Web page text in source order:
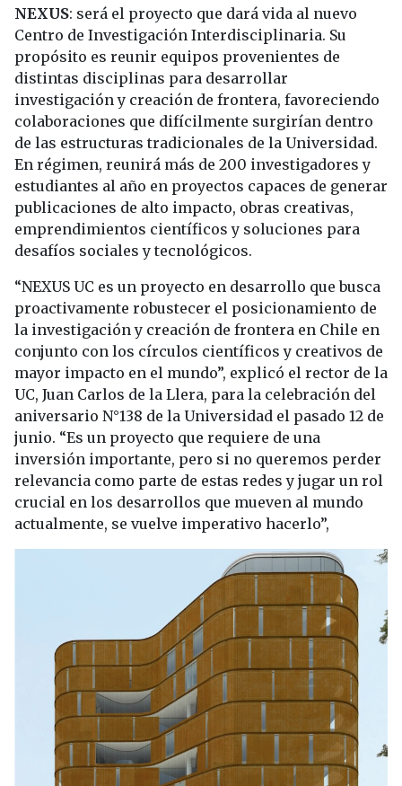
NEXUS: será el proyecto que dará vida al nuevo
Centro de Investigación Interdisciplinaria. Su
propósito es reunir equipos provenientes de
distintas disciplinas para desarrollar
investigación y creación de frontera, favoreciendo
colaboraciones que difícilmente surgirían dentro
de las estructuras tradicionales de la Universidad.
En régimen, reunirá más de 200 investigadores y
estudiantes al año en proyectos capaces de generar
publicaciones de alto impacto, obras creativas,
emprendimientos científicos y soluciones para
desafíos sociales y tecnológicos.
“NEXUS UC es un proyecto en desarrollo que busca
proactivamente robustecer el posicionamiento de
la investigación y creación de frontera en Chile en
conjunto con los círculos científicos y creativos de
mayor impacto en el mundo”, explicó el rector de la
UC, Juan Carlos de la Llera, para la celebración del
aniversario N°138 de la Universidad el pasado 12 de
junio. “Es un proyecto que requiere de una
inversión importante, pero si no queremos perder
relevancia como parte de estas redes y jugar un rol
crucial en los desarrollos que mueven al mundo
actualmente, se vuelve imperativo hacerlo”,